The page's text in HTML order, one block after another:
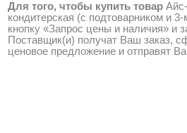
Для того, чтобы купить товар
кондитерская (с подтоварником и
кнопку «Запрос цены и наличия» и
Поставщик(и) получат Ваш заказ,
ценовое предложение и отправят